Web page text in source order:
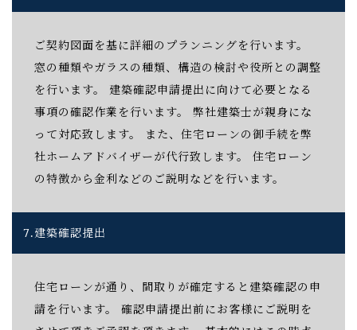
ご契約図面を基に詳細のプランニングを行います。
窓の種類やガラスの種類、構造の検討や役所との調整
を行います。 建築確認申請提出に向けて必要となる
事項の確認作業を行います。 弊社建築士が親身にな
って対応致します。 また、住宅ローンの御手続を弊
社ホームアドバイザーが代行致します。 住宅ローン
の特徴から金利などのご説明などを行います。
7.建築確認提出
住宅ローンが通り、間取りが確定すると建築確認の申
請を行います。 確認申請提出前にお客様にご説明を